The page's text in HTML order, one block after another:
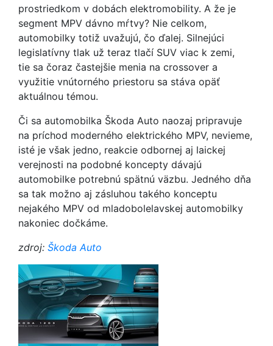
prostriedkom v dobách elektromobility. A že je
segment MPV dávno mŕtvy? Nie celkom,
automobilky totiž uvažujú, čo ďalej. Silnejúci
legislatívny tlak už teraz tlačí SUV viac k zemi,
tie sa čoraz častejšie menia na crossover a
využitie vnútorného priestoru sa stáva opäť
aktuálnou témou.
Či sa automobilka Škoda Auto naozaj pripravuje
na príchod moderného elektrického MPV, nevieme,
isté je však jedno, reakcie odbornej aj laickej
verejnosti na podobné koncepty dávajú
automobilke potrebnú spätnú väzbu. Jedného dňa
sa tak možno aj zásluhou takého konceptu
nejakého MPV od mladobolelavskej automobilky
nakoniec dočkáme.
zdroj: Škoda Auto